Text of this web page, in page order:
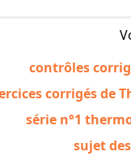
contrôles
corrigés de
série n°1
sujet des